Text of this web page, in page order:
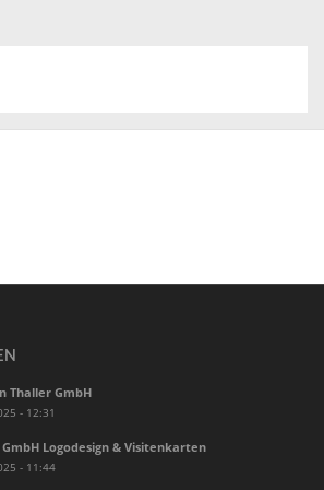
Thaller GmbH
- 12:31
Logodesign & Visitenkarten
- 11:44